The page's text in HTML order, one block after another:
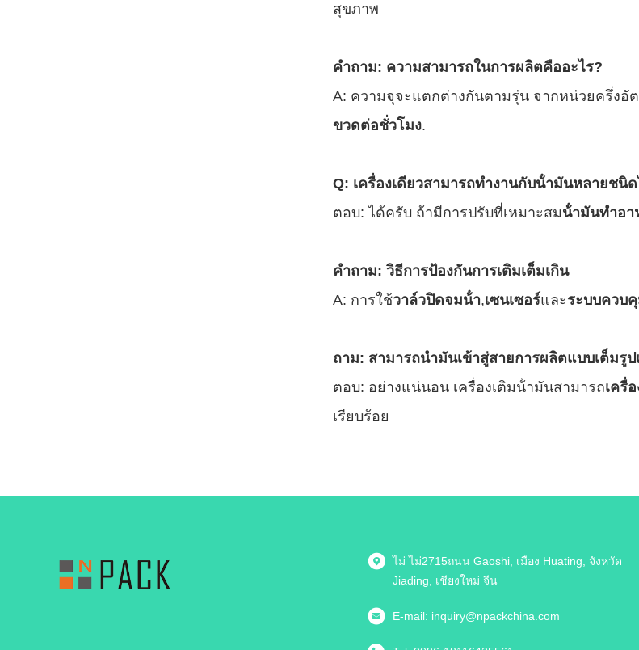
สุขภาพ
คําถาม: ความสามารถในการผลิตคืออะไร?
A: ความจุจะแตกต่างกันตามรุ่น จากหน่วยครึ่งอั
ขวดต่อชั่วโมง.
Q: เครื่องเดียวสามารถทํางานกับน้ํามันหลายชนิ
ตอบ: ได้ครับ ถ้ามีการปรับที่เหมาะสมน้ํามันทําอา
คําถาม: วิธีการป้องกันการเติมเต็มเกิน
A: การใช้วาล์วปิดจมน้ํา,เซนเซอร์และระบบควบ
ถาม: สามารถนํามันเข้าสู่สายการผลิตแบบเต็มรู
ตอบ: อย่างแน่นอน เครื่องเติมน้ํามันสามารถเครื่
เรียบร้อย
ไม่ ไม่2715ถนน Gaoshi, เมือง Huating, จังหวัด
Jiading, เชียงใหม่ จีน
E-mail: inquiry@npackchina.com